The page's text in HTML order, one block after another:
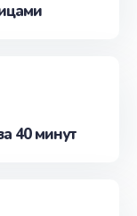
40 минут